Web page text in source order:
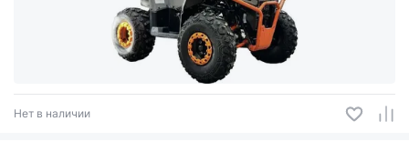
Нет в наличии